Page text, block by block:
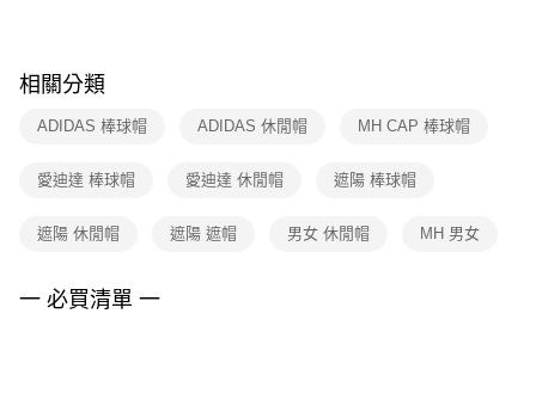
※ 交易是否成功請以「AFTEE先享後付 」之結帳頁面顯示為準，若有關於
是否繳費成功／繳費後需取消欲退款等相關疑問，請聯繫「AFTEE先享後付
客戶支援中心」https://netprotections.freshdesk.com/support/home
１．透過由恩沛科技股份有限公司提供之「AFTEE先享後付」服務完成之交
權轉讓予恩沛科技股份有限公司。
３．未成年的使用者請事先徵得法定代理人或監護人之同意方可使用
「AFTEE先享後付」，若未經同意申辦者引起之損失，本公司不負相關責
相關分類
ADIDAS 棒球帽 ADIDAS 休閒帽 MH CAP 棒球帽
愛迪達 棒球帽 愛迪達 休閒帽 遮陽 棒球帽
遮陽 休閒帽 遮陽 遮帽 男女 休閒帽 MH 男女
一 必買清單 一